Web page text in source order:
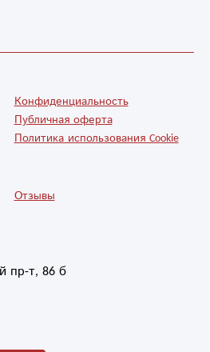
пр-т, 86 б
Конфиденциальность
Публичная оферта
Политика использования Cookie
Отзывы